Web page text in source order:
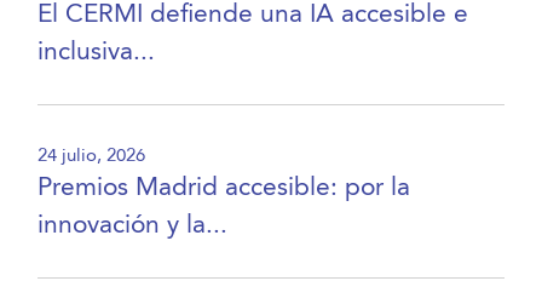
El CERMI defiende una IA accesible e
inclusiva...
24 julio, 2026
Premios Madrid accesible: por la
innovación y la...